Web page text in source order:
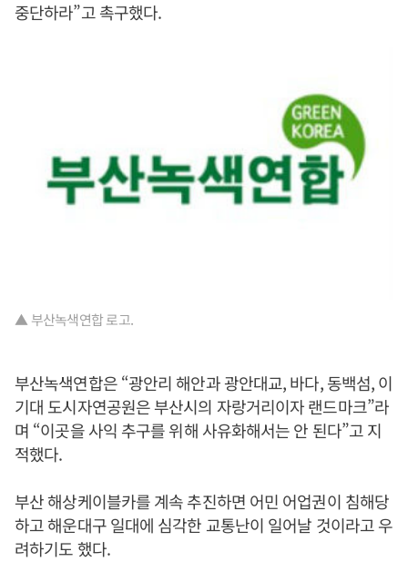
중단하라”고 촉구했다.
▲ 부산녹색연합 로고.
부산녹색연합은 “광안리 해안과 광안대교, 바다, 동백섬, 이
기대 도시자연공원은 부산시의 자랑거리이자 랜드마크”라
며 “이곳을 사익 추구를 위해 사유화해서는 안 된다”고 지
적했다.
부산 해상케이블카를 계속 추진하면 어민 어업권이 침해당
하고 해운대구 일대에 심각한 교통난이 일어날 것이라고 우
려하기도 했다.